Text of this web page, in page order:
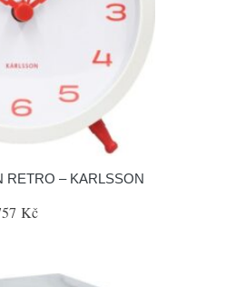
RETRO – KARLSSON
Kč